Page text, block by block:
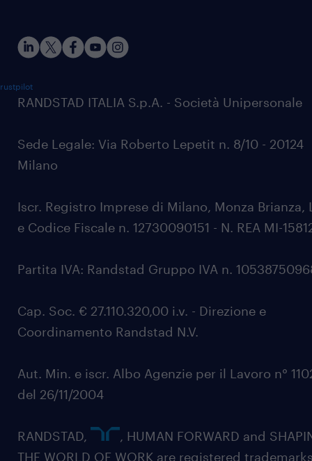
RANDSTAD ITALIA S.p.A. - Società Unipersonale
Sede Legale: Via Roberto Lepetit n. 8/10 - 20124
Milano
Iscr. Registro Imprese di Milano, Monza Brianza,
e Codice Fiscale n. 12730090151 - N. REA MI-
Partita IVA: Randstad Gruppo IVA n.
Cap. Soc. € 27.110.320,00 i.v. - Direzione e
Coordinamento Randstad N.V.
Aut. Min. e iscr. Albo Agenzie per il Lavoro n°
del 26/11/2004
RANDSTAD,
, HUMAN FORWARD and
THE WORLD OF WORK are registered